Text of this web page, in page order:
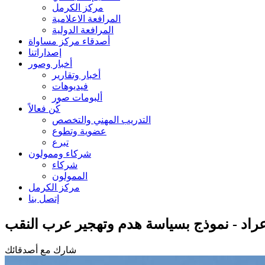
مركز الكرمل
المرافعة الاعلامية
المرافعة الدولية
أصدقاء مركز مساواة
إصداراتنا
أخبار وصور
أخبار وتقارير
فيديوهات
ألبومات صور
كُن فعالاً
التدريب المهني والتخصص
عضوية وتطوع
تبرع
شركاء وممولون
شركاء
الممولون
مركز الكرمل
إتصل بنا
- نموذج بسياسة هدم وتهجير عرب النقب
شارك مع أصدقائك